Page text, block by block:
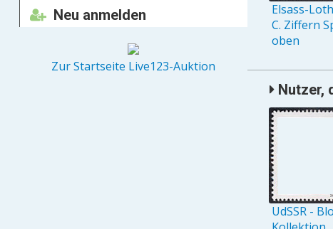
Neu anmelden
Zur Startseite Live123-Auktion
Elsass-
C. Ziffern
oben
Nutzer,
UdSSR -